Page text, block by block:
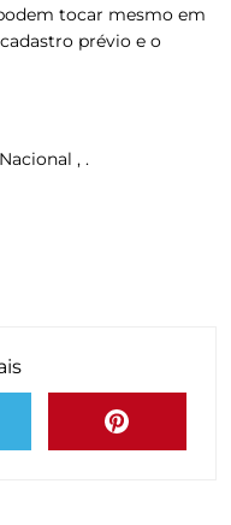
tocar mesmo em
prévio e o
, .